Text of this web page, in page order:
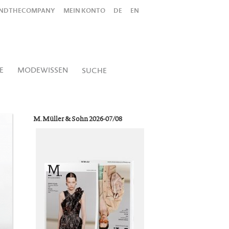
MEIN KONTO DE EN
MODEWISSEN SUCHE
Alles Shop SUCHEN
M. Müller & Sohn 2026-07/08